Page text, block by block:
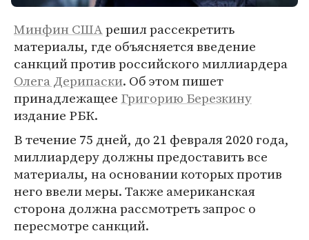
Минфин СШАрешил рассекретить
материалы, где объясняется введение
санкций против российского миллиардера
Олега Дерипаски. Об этом пишет
принадлежащее Григорию Березкину
издание РБК.
В течение 75 дней, до 21 февраля 2020 года,
миллиардеру должны предоставить все
материалы, на основании которых против
него ввели меры. Также американская
сторона должна рассмотреть запрос о
пересмотре санкций.